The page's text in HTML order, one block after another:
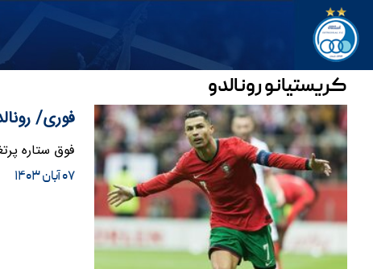
کریستیانو رونالدو
فوری/
فوق ستاره
۰۷ آبان ۱۴۰۳